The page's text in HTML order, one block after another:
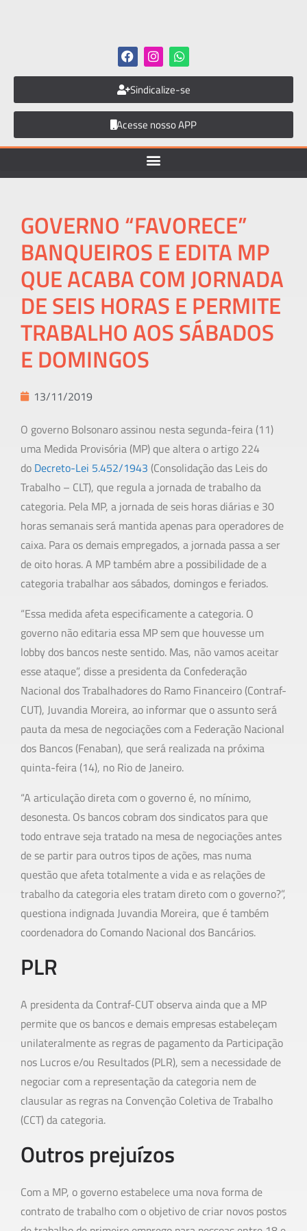
Sindicalize-se
Acesse nosso APP
GOVERNO “FAVORECE”
BANQUEIROS E EDITA MP
QUE ACABA COM JORNADA
DE SEIS HORAS E PERMITE
TRABALHO AOS SÁBADOS
E DOMINGOS
13/11/2019
O governo Bolsonaro assinou nesta segunda-feira (11)
uma Medida Provisória (MP) que altera o artigo 224
do Decreto-Lei 5.452/1943 (Consolidação das Leis do
Trabalho – CLT), que regula a jornada de trabalho da
categoria. Pela MP, a jornada de seis horas diárias e 30
horas semanais será mantida apenas para operadores de
caixa. Para os demais empregados, a jornada passa a ser
de oito horas. A MP também abre a possibilidade de a
categoria trabalhar aos sábados, domingos e feriados.
“Essa medida afeta especificamente a categoria. O
governo não editaria essa MP sem que houvesse um
lobby dos bancos neste sentido. Mas, não vamos aceitar
esse ataque”, disse a presidenta da Confederação
Nacional dos Trabalhadores do Ramo Financeiro (Contraf-
CUT), Juvandia Moreira, ao informar que o assunto será
pauta da mesa de negociações com a Federação Nacional
dos Bancos (Fenaban), que será realizada na próxima
quinta-feira (14), no Rio de Janeiro.
“A articulação direta com o governo é, no mínimo,
desonesta. Os bancos cobram dos sindicatos para que
todo entrave seja tratado na mesa de negociações antes
de se partir para outros tipos de ações, mas numa
questão que afeta totalmente a vida e as relações de
trabalho da categoria eles tratam direto com o governo?”,
questiona indignada Juvandia Moreira, que é também
coordenadora do Comando Nacional dos Bancários.
PLR
A presidenta da Contraf-CUT observa ainda que a MP
permite que os bancos e demais empresas estabeleçam
unilateralmente as regras de pagamento da Participação
nos Lucros e/ou Resultados (PLR), sem a necessidade de
negociar com a representação da categoria nem de
clausular as regras na Convenção Coletiva de Trabalho
(CCT) da categoria.
Outros prejuízos
Com a MP, o governo estabelece uma nova forma de
contrato de trabalho com o objetivo de criar novos postos